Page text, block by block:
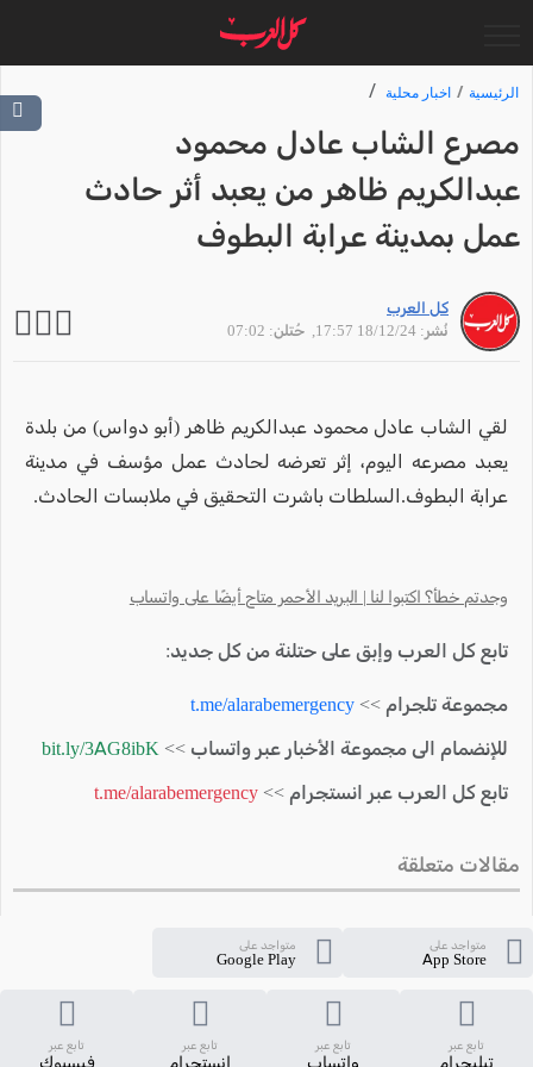
الرئيسية اخبار محلية
مصرع الشاب عادل محمود
عبدالكريم ظاهر من يعبد أثر حادث
عمل بمدينة عرابة البطوف
كل العرب
نُشر: 18/12/24 17:57
, حُتلن: 07:02
لقي الشاب عادل محمود عبدالكريم ظاهر (أبو دواس) من بلدة
يعبد مصرعه اليوم، إثر تعرضه لحادث عمل مؤسف في مدينة
عرابة البطوف.السلطات باشرت التحقيق في ملابسات الحادث.
وجدتم خطأ؟ اكتبوا لنا | البريد الأحمر متاح أيضًا على واتساب
تابع كل العرب وإبق على حتلنة من كل جديد:
مجموعة تلجرام >> t.me/alarabemergency
للإنضمام الى مجموعة الأخبار عبر واتساب >> bit.ly/3AG8ibK
تابع كل العرب عبر انستجرام >> t.me/alarabemergency
مقالات متعلقة
متواجد على
App Store
متواجد على
Google Play
تابع عبر
تيليجرام
تابع عبر
واتساب
تابع عبر
انستجرام
تابع عبر
فيسبوك